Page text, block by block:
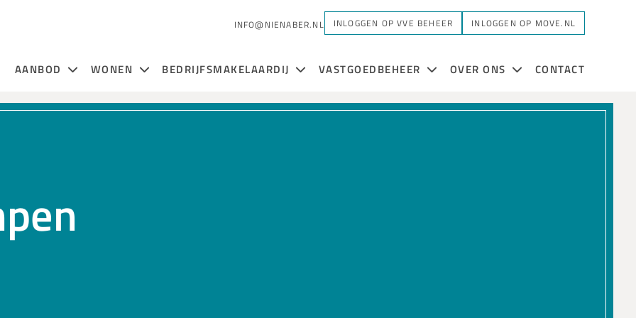
INFO@NIENABER.NL INLOGGEN OP VVE BEHEER INLOGGEN OP MOVE.NL
AANBOD WONEN BEDRIJFSMAKELAARDIJ VASTGOEDBEHEER OVER ONS CONTACT